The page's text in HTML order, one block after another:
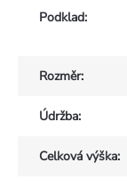
Podklad:
Rozměr:
Údržba:
Celková výška: